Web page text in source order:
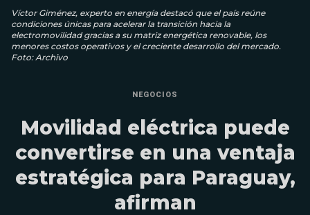
Víctor Giménez, experto en energía destacó que el país reúne
condiciones únicas para acelerar la transición hacia la
electromovilidad gracias a su matriz energética renovable, los
menores costos operativos y el creciente desarrollo del mercado.
Foto: Archivo
NEGOCIOS
Movilidad eléctrica puede
convertirse en una ventaja
estratégica para Paraguay,
afirman